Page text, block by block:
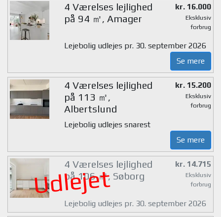
4 Værelses lejlighed
på 94 ㎡, Amager
kr. 16.000
Eksklusiv
forbrug
Lejebolig udlejes pr. 30. september 2026
Se mere
4 Værelses lejlighed
på 113 ㎡,
Albertslund
kr. 15.200
Eksklusiv
forbrug
Lejebolig udlejes snarest
Se mere
Udlejet
4 Værelses lejlighed
på 106 ㎡, Søborg
kr. 14.715
Eksklusiv
forbrug
Lejebolig udlejes pr. 30. september 2026